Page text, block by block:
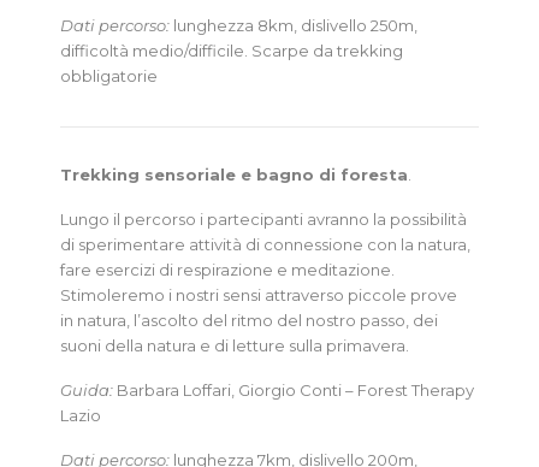
Dati percorso: lunghezza 8km, dislivello 250m,
difficoltà medio/difficile. Scarpe da trekking
obbligatorie
Trekking sensoriale e bagno di foresta
Lungo il percorso i partecipanti avranno la possibilità
di sperimentare attività di connessione con la natura,
fare esercizi di respirazione e meditazione.
Stimoleremo i nostri sensi attraverso piccole prove
in natura, l’ascolto del ritmo del nostro passo, dei
suoni della natura e di letture sulla primavera.
Guida: Barbara Loffari, Giorgio Conti – Forest Therapy
Lazio
Dati percorso: lunghezza 7km, dislivello 200m,